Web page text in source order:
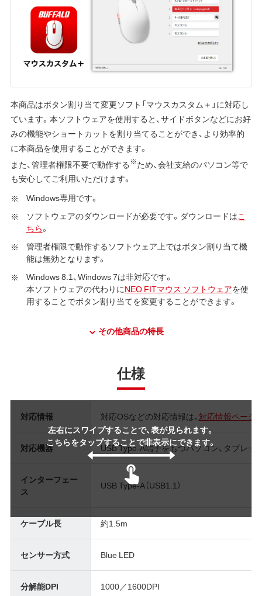
本商品はボタン割り当て変更ソフト「マウスカスタム＋」に対応し
ています。本ソフトウェアを使用すると、サイドボタンなどにお好
みの機能やショートカットを割り当てることができ、より効率的
に本商品を使用することができます。
また、管理者権限不要で動作する※ため、会社支給のパソコン等で
も安心してご利用いただけます。
Windows専用です。
ソフトウェアのダウンロードが必要です。ダウンロードはこ
ちら。
管理者権限で動作するソフトウェア上ではボタン割り当て機
能は無効となります。
Windows 8.1、Windows 7は非対応です。
本ソフトウェアの代わりにNEO FITマウス ソフトウェアを使
用することでボタン割り当てを変更することができます。
その他商品の特長
仕様
左右にスワイプすることで、表が見られます。
こちらをタップすることで非表示にできます。
対応情報 対応OSなどの対応情報は、 対応情報ページ
対応機器 USB Type-A端子をもつパソコン、タブレッ
インターフェー
ス
USB Type-A（USB1.1）
ケーブル長 約1.5m
センサー方式 Blue LED
分解能DPI 1000／1600DPI